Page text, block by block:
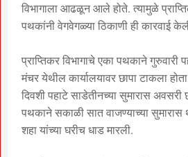
विभागाला आढळून आले होते. त्यामुळे
पथकांनी वेगवेगळ्या ठिकाणी ही कारवाई
प्राप्तिकर विभागाचे एका पथकाने गुरुवारी
मंचर येथील कार्यालयावर छापा टाकला
दिवशी पहाटे साडेतीनच्या सुमारास अवसरी
पथकाने सकाळी सात वाजण्याच्या
शहा यांच्या घरीच धाड मारली.